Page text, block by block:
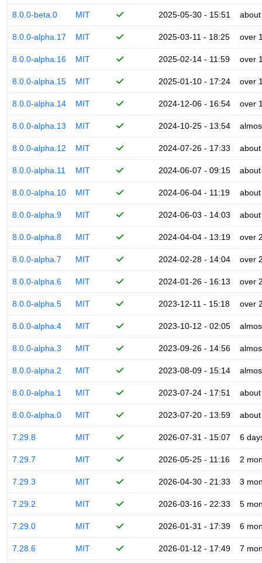
8.0.0-beta.0 MIT 2025-05-30 - 15:51
8.0.0-alpha.17 MIT 2025-03-11 - 18:25 over
8.0.0-alpha.16 MIT 2025-02-14 - 11:59 over
8.0.0-alpha.15 MIT 2025-01-10 - 17:24 over
8.0.0-alpha.14 MIT 2024-12-06 - 16:54 over
8.0.0-alpha.13 MIT 2024-10-25 - 13:54
8.0.0-alpha.12 MIT 2024-07-26 - 17:33
8.0.0-alpha.11 MIT 2024-06-07 - 09:15
8.0.0-alpha.10 MIT 2024-06-04 - 11:19
8.0.0-alpha.9 MIT 2024-06-03 - 14:03
8.0.0-alpha.8 MIT 2024-04-04 - 13:19 over
8.0.0-alpha.7 MIT 2024-02-28 - 14:04 over
8.0.0-alpha.6 MIT 2024-01-26 - 16:13 over
8.0.0-alpha.5 MIT 2023-12-11 - 15:18 over
8.0.0-alpha.4 MIT 2023-10-12 - 02:05
8.0.0-alpha.3 MIT 2023-09-26 - 14:56
8.0.0-alpha.2 MIT 2023-08-09 - 15:14
8.0.0-alpha.1 MIT 2023-07-24 - 17:51
8.0.0-alpha.0 MIT 2023-07-20 - 13:59
7.29.8 MIT 2026-07-31 - 15:07 6
7.29.7 MIT 2026-05-25 - 11:16 2
7.29.3 MIT 2026-04-30 - 21:33 3
7.29.2 MIT 2026-03-16 - 22:33 5
7.29.0 MIT 2026-01-31 - 17:39 6
7.28.6 MIT 2026-01-12 - 17:49 7